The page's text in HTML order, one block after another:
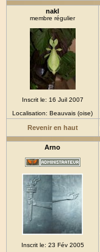
nakl
membre régulier
Inscrit le: 16 Juil 2007
Localisation: Beauvais (oise)
Revenir en haut
Arno
Inscrit le: 23 Fév 2005